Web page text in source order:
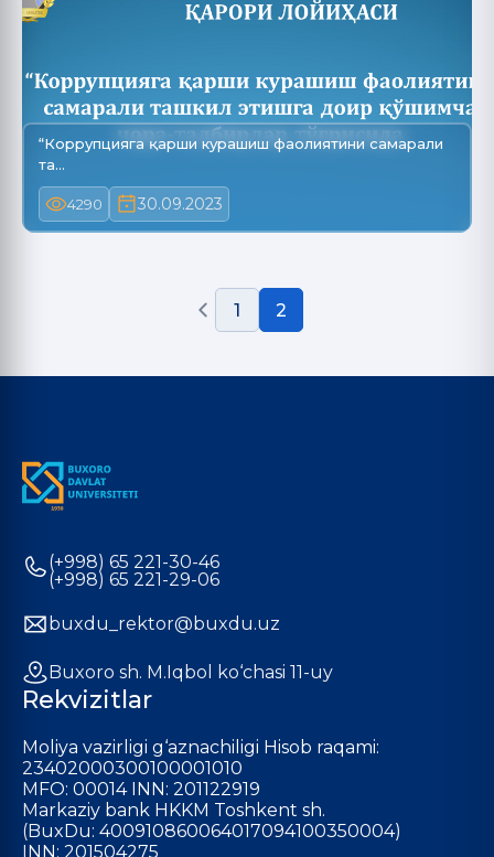
“Коррупцияга қарши курашиш фаолиятини самарали
та…
4290 30.09.2023
1 2
(+998) 65 221-30-46
(+998) 65 221-29-06
buxdu_rektor@buxdu.uz
Buxoro sh. M.Iqbol ko‘chasi 11-uy
Rekvizitlar
Moliya vazirligi g‘aznachiligi Hisob raqami:
23402000300100001010
MFO: 00014 INN: 201122919
Markaziy bank HKKM Toshkent sh.
(BuxDu: 400910860064017094100350004)
INN: 201504275